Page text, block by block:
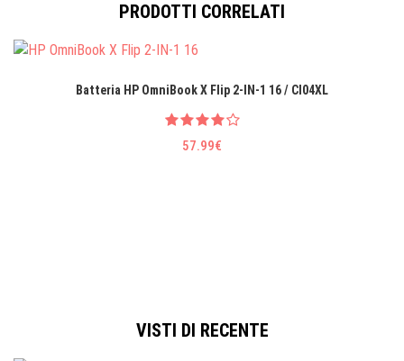
PRODOTTI CORRELATI
Batteria HP OmniBook X Flip 2-IN-1 16 / CI04XL
57.99€
VISTI DI RECENTE